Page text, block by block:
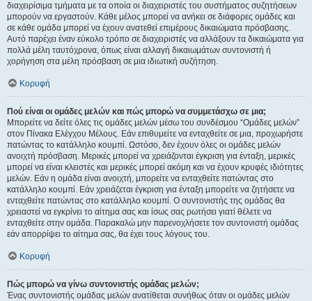
διαχειρίσιμα τμήματα με τα οποία οι διαχειριστές του συστήματος συζητήσεων
μπορούν να εργαστούν. Κάθε μέλος μπορεί να ανήκει σε διάφορες ομάδες και
σε κάθε ομάδα μπορεί να έχουν ανατεθεί επιμέρους δικαιώματα πρόσβασης.
Αυτό παρέχει έναν εύκολο τρόπο σε διαχειριστές να αλλάξουν τα δικαιώματα για
πολλά μέλη ταυτόχρονα, όπως είναι αλλαγή δικαιωμάτων συντονιστή ή
χορήγηση στα μέλη πρόσβαση σε μια ιδιωτική συζήτηση.
Κορυφή
Πού είναι οι ομάδες μελών και πώς μπορώ να συμμετάσχω σε μια;
Μπορείτε να δείτε όλες τις ομάδες μελών μέσω του συνδέσμου “Ομάδες μελών”
στον Πίνακα Ελέγχου Μέλους. Εάν επιθυμείτε να ενταχθείτε σε μια, προχωρήστε
πατώντας το κατάλληλο κουμπί. Ωστόσο, δεν έχουν όλες οι ομάδες μελών
ανοιχτή πρόσβαση. Μερικές μπορεί να χρειάζονται έγκριση για ένταξη, μερικές
μπορεί να είναι κλειστές και μερικές μπορεί ακόμη και να έχουν κρυφές ιδιότητες
μελών. Εάν η ομάδα είναι ανοιχτή, μπορείτε να ενταχθείτε πατώντας στο
κατάλληλο κουμπί. Εάν χρειάζεται έγκριση για ένταξη μπορείτε να ζητήσετε να
ενταχθείτε πατώντας στο κατάλληλο κουμπί. Ο συντονιστής της ομάδας θα
χρειαστεί να εγκρίνει το αίτημα σας και ίσως σας ρωτήσει γιατί θέλετε να
ενταχθείτε στην ομάδα. Παρακαλώ μην παρενοχλήσετε τον συντονιστή ομάδας
εάν απορρίψει το αίτημα σας, θα έχει τους λόγους του.
Κορυφή
Πώς μπορώ να γίνω συντονιστής ομάδας μελών;
Ένας συντονιστής ομάδας μελών ανατίθεται συνήθως όταν οι ομάδες μελών